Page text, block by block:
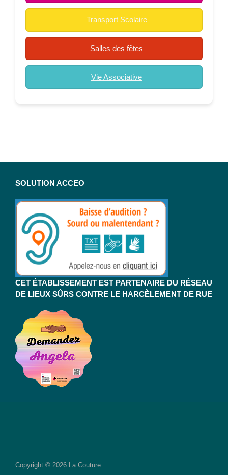
Transport Scolaire
Salles des fêtes
Vie Associative
SOLUTION ACCEO
CET ÉTABLISSEMENT EST PARTENAIRE DU RÉSEAU
DE LIEUX SÛRS CONTRE LE HARCÈLEMENT DE RUE
Copyright © 2026 La Couture.